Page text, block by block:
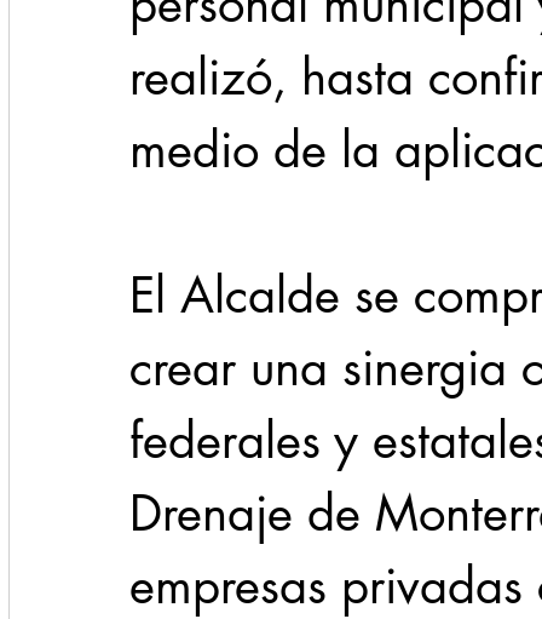
realizó, hasta
medio de la
El Alcalde se
crear una sinergia
federales y
Drenaje de
empresas